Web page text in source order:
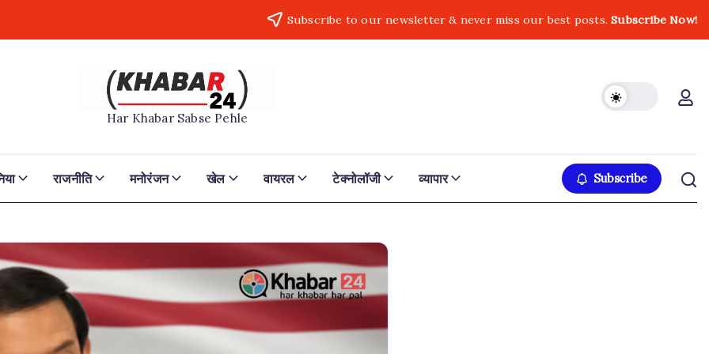
Subscribe to our newsletter & never miss our best posts.Subscribe Now!
Khabar24
Har Khabar Sabse Pehle
राजनीति मनोरंजन खेल वायरल टेक्नोलॉजी व्यापार Subscribe